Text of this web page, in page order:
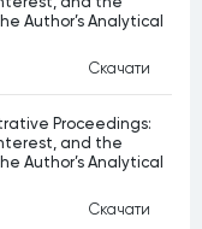
Author’s Analytical
Скачати
Proceedings:
and the
Author’s Analytical
Скачати